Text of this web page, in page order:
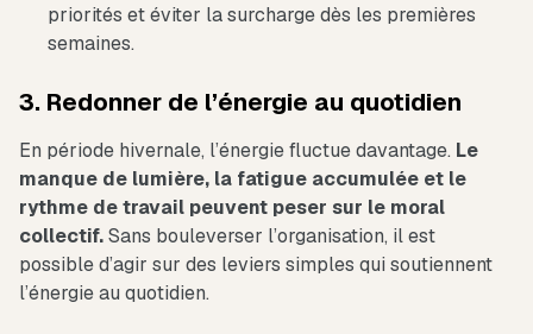
priorités et éviter la surcharge dès les premières
semaines.
3. Redonner de l’énergie au quotidien
En période hivernale, l’énergie fluctue davantage. Le
manque de lumière, la fatigue accumulée et le
rythme de travail peuvent peser sur le moral
collectif.Sans bouleverser l’organisation, il est
possible d’agir sur des leviers simples qui soutiennent
l’énergie au quotidien.